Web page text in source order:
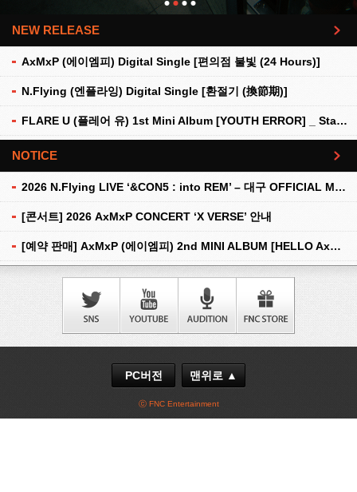
NEW RELEASE
AxMxP (에이엠피) Digital Single [편의점 불빛 (24 Hours)]
N.Flying (엔플라잉) Digital Single [환절기 (換節期)]
FLARE U (플레어 유) 1st Mini Album [YOUTH ERROR] _ Stationery Kit Ver.
더보기
NOTICE
2026 N.Flying LIVE ‘&CON5 : into REM’ – 대구 OFFICIAL MD 현장 판매 안내
[콘서트] 2026 AxMxP CONCERT ‘X VERSE’ 안내
[예약 판매] AxMxP (에이엠피) 2nd MINI ALBUM [HELLO AxMxP] 예약 판매 안내
더보기
PC버전 맨위로 ▲
ⓒ FNC Entertainment